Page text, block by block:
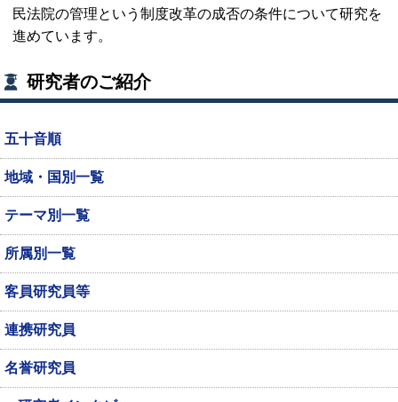
民法院の管理という制度改革の成否の条件について研究を
進めています。
研究者のご紹介
五十音順
地域・国別一覧
テーマ別一覧
所属別一覧
客員研究員等
連携研究員
名誉研究員